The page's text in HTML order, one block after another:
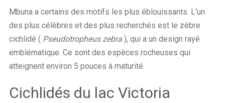
Mbuna a certains des motifs les plus éblouissants. L’un
des plus célèbres et des plus recherchés est le zèbre
cichlidé ( Pseudotropheus zebra), qui a un design rayé
emblématique. Ce sont des espèces rocheuses qui
atteignent environ 5 pouces à maturité.
Cichlidés du lac Victoria